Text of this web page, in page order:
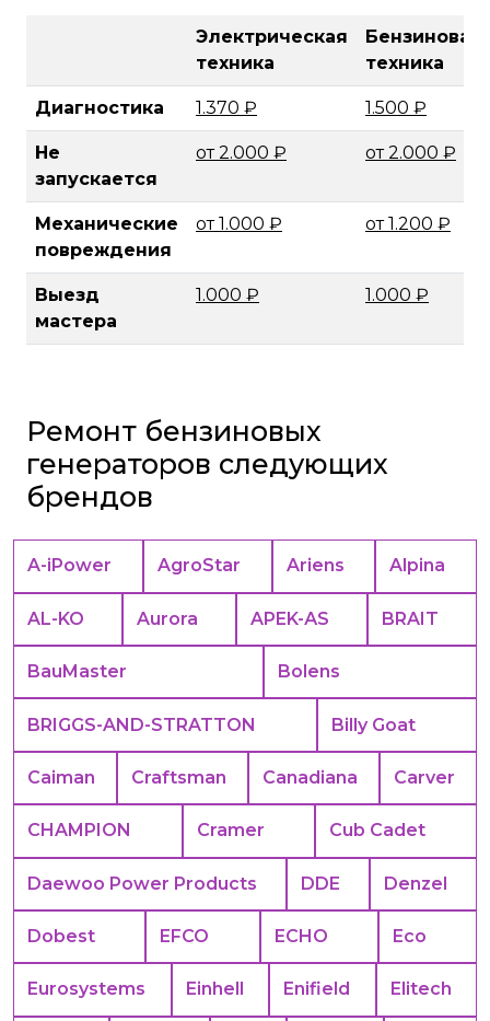
Электрическая
техника
Бензиновая
техника
Диагностика 1.370 ₽ 1.500 ₽
Не
запускается
от 2.000 ₽ от 2.000 ₽
Механические
повреждения
от 1.000 ₽ от 1.200 ₽
Выезд
мастера
1.000 ₽ 1.000 ₽
Ремонт бензиновых
генераторов следующих
брендов
A-iPower AgroStar Ariens Alpina
AL-KO Aurora APEK-АS BRAIT
BauMaster Bolens
BRIGGS-AND-STRATTON Billy Goat
Caiman Craftsman Canadiana Carver
CHAMPION Cramer Cub Cadet
Daewoo Power Products DDE Denzel
Dobest EFCO ECHO Eco
Eurosystems Einhell Enifield Elitech